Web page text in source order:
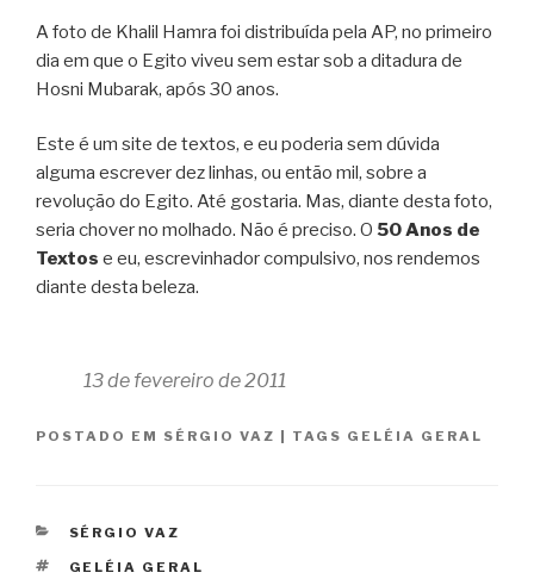
A foto de Khalil Hamra foi distribuída pela AP, no primeiro
dia em que o Egito viveu sem estar sob a ditadura de
Hosni Mubarak, após 30 anos.
Este é um site de textos, e eu poderia sem dúvida
alguma escrever dez linhas, ou então mil, sobre a
revolução do Egito. Até gostaria. Mas, diante desta foto,
seria chover no molhado. Não é preciso. O 50 Anos de
Textos e eu, escrevinhador compulsivo, nos rendemos
diante desta beleza.
13 de fevereiro de 2011
POSTADO EM SÉRGIO VAZ | TAGS GELÉIA GERAL
CATEGORIAS
SÉRGIO VAZ
TAGS
GELÉIA GERAL